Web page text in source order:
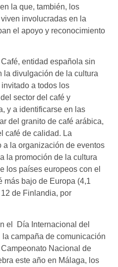
la que, también, los
involucradas en la
el apoyo y reconocimiento
entidad española sin
la divulgación de la cultura
a todos los
sector del café y
y a identificarse en las
del granito de café arábica,
café de calidad. La
a la organización de eventos
la promoción de la cultura
los países europeos con el
más bajo de Europa (4,1
de Finlandia, por
el Día Internacional del
campaña de comunicación
Nacional de
este año en Málaga, los